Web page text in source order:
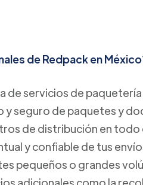
de Redpack en
de servicios de
y seguro de paquetes y
de distribución en todo
y confiable de tus
pequeños o grandes